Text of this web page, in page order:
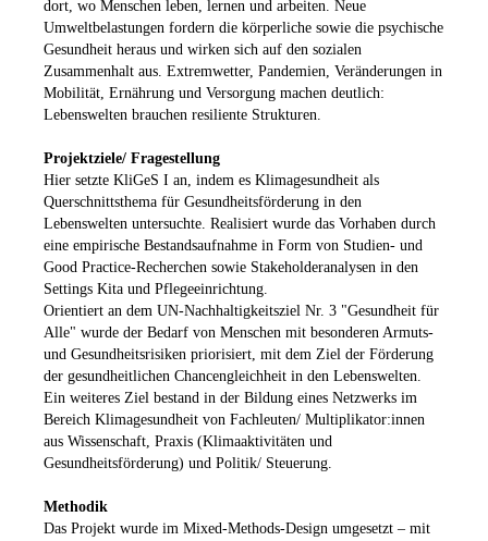
dort, wo Menschen leben, lernen und arbeiten. Neue
Umweltbelastungen fordern die körperliche sowie die psychische
Gesundheit heraus und wirken sich auf den sozialen
Zusammenhalt aus. Extremwetter, Pandemien, Veränderungen in
Mobilität, Ernährung und Versorgung machen deutlich:
Lebenswelten brauchen resiliente Strukturen.
Projektziele/ Fragestellung
Hier setzte KliGeS I an, indem es Klimagesundheit als
Querschnittsthema für Gesundheitsförderung in den
Lebenswelten untersuchte. Realisiert wurde das Vorhaben durch
eine empirische Bestandsaufnahme in Form von Studien- und
Good Practice-Recherchen sowie Stakeholderanalysen in den
Settings Kita und Pflegeeinrichtung.
Orientiert an dem UN-Nachhaltigkeitsziel Nr. 3 "Gesundheit für
Alle" wurde der Bedarf von Menschen mit besonderen Armuts-
und Gesundheitsrisiken priorisiert, mit dem Ziel der Förderung
der gesundheitlichen Chancengleichheit in den Lebenswelten.
Ein weiteres Ziel bestand in der Bildung eines Netzwerks im
Bereich Klimagesundheit von Fachleuten/ Multiplikator:innen
aus Wissenschaft, Praxis (Klimaaktivitäten und
Gesundheitsförderung) und Politik/ Steuerung.
Methodik
Das Projekt wurde im Mixed-Methods-Design umgesetzt – mit